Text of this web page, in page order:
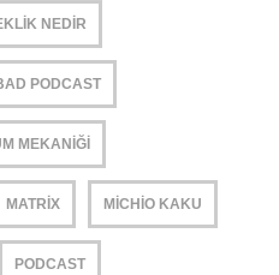
NEDIR
PODCAST
MEKANIĞI
MATRIX MICHIO KAKU
PODCAST